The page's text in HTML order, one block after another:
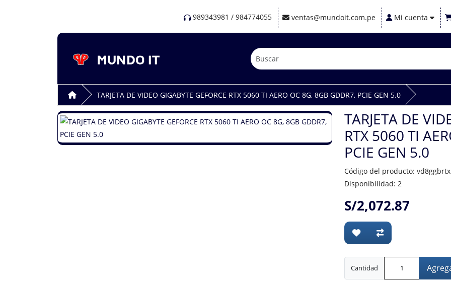
989343981 / 984774055 ventas@mundoit.com.pe Mi cuenta
TARJETA DE VIDEO GIGABYTE GEFORCE RTX 5060 TI AERO OC 8G, 8GB GDDR7, PCIE GEN 5.0
TARJETA DE
RTX 5060 TI
PCIE GEN 5.0
Código del producto:
Disponibilidad: 2
S/2,072.87
Cantidad